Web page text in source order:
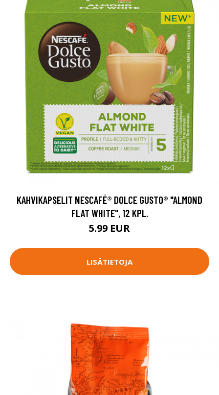
KAHVIKAPSELIT NESCAFÉ® DOLCE GUSTO® "ALMOND
FLAT WHITE", 12 KPL.
5.99 EUR
LISÄTIETOJA